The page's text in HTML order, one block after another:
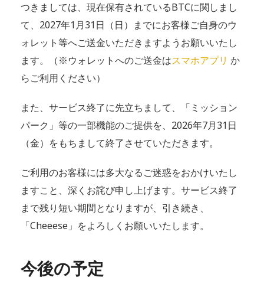
つきましては、現在保有されているBTCに関しまし
て、2027年1月31日（日）までにお客様ご自身のウ
ォレット等へご送金いただきますようお願いいたし
ます。（※ウォレットへのご送金はスマホアプリ か
らご利用ください）
また、サービス終了に先立ちまして、「ミッション
パーク」等の一部機能のご提供を、2026年7月31日
（金）をもちまして終了させていただきます。
ご利用のお客様には多大なるご迷惑をおかけいたし
ますこと、深くお詫び申し上げます。サービス終了
まで残り短い期間となりますが、引き続き、
「Cheeese」をよろしくお願いいたします。
今後の予定